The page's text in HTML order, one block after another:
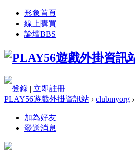
形象首頁
線上購買
論壇BBS
登錄 | 立即註冊
PLAY56遊戲外掛資訊站 › clubmyorg ›
加為好友
發送消息